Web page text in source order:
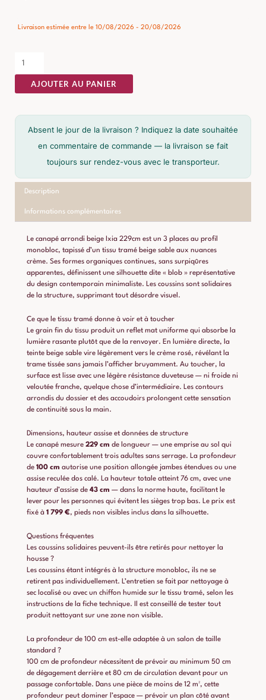
Livraison estimée entre le 10/08/2026 - 20/08/2026
Canapé
Places
Beige
Tissu-
AJOUTER AU PANIER
Absent le jour de la livraison ? Indiquez la date souhaitée
en commentaire de commande — la livraison se fait
toujours sur rendez-vous avec le transporteur.
Description
Informations complémentaires
Le canapé arrondi beige Ixia 229cm est un 3 places au profil
monobloc, tapissé d’un tissu tramé beige sable aux nuances
crème. Ses formes organiques continues, sans surpiqûres
apparentes, définissent une silhouette dite « blob » représentative
du design contemporain minimaliste. Les coussins sont solidaires
de la structure, supprimant tout désordre visuel.
Ce que le tissu tramé donne à voir et à toucher
Le grain fin du tissu produit un reflet mat uniforme qui absorbe la
lumière rasante plutôt que de la renvoyer. En lumière directe, la
teinte beige sable vire légèrement vers le crème rosé, révélant la
trame tissée sans jamais l’afficher bruyamment. Au toucher, la
surface est lisse avec une légère résistance duveteuse — ni froide ni
veloutée franche, quelque chose d’intermédiaire. Les contours
arrondis du dossier et des accoudoirs prolongent cette sensation
de continuité sous la main.
Dimensions, hauteur assise et données de structure
Le canapé mesure 229 cm de longueur — une emprise au sol qui
couvre confortablement trois adultes sans serrage. La profondeur
de 100 cm autorise une position allongée jambes étendues ou une
assise reculée dos calé. La hauteur totale atteint 76 cm, avec une
hauteur d’assise de 43 cm — dans la norme haute, facilitant le
lever pour les personnes qui évitent les sièges trop bas. Le prix est
fixé à 1 799 €, pieds non visibles inclus dans la silhouette.
Questions fréquentes
Les coussins solidaires peuvent-ils être retirés pour nettoyer la
housse ?
Les coussins étant intégrés à la structure monobloc, ils ne se
retirent pas individuellement. L’entretien se fait par nettoyage à
sec localisé ou avec un chiffon humide sur le tissu tramé, selon les
instructions de la fiche technique. Il est conseillé de tester tout
produit nettoyant sur une zone non visible.
La profondeur de 100 cm est-elle adaptée à un salon de taille
standard ?
100 cm de profondeur nécessitent de prévoir au minimum 50 cm
de dégagement derrière et 80 cm de circulation devant pour un
passage confortable. Dans une pièce de moins de 12 m², cette
profondeur peut dominer l’espace — prévoir un plan côté avant